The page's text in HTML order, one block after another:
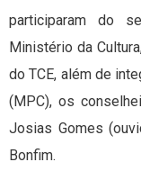
participaram do
Ministério da
do TCE, além de
(MPC), os
Josias Gomes
Bonfim.